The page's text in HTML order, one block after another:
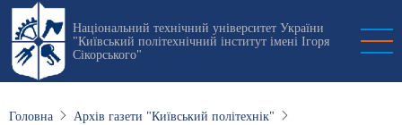
Перейти
основного
вмісту
Національний технічний університет України
"Київський політехнічний інститут імені Ігоря
Сікорського"
Головна
Архів газети "Київський політехнік"